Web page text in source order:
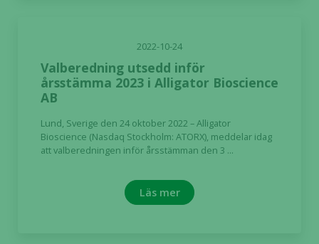
2022-10-24
Valberedning utsedd inför
årsstämma 2023 i Alligator Bioscience
AB
Lund, Sverige den 24 oktober 2022 – Alligator
Bioscience (Nasdaq Stockholm: ATORX), meddelar idag
att valberedningen inför årsstämman den 3 ...
Läs mer